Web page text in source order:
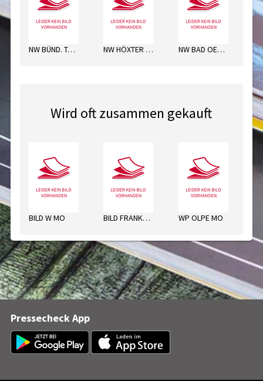
NW BÜND. TAGEBL. MI NW HÖXTER MO NW BAD OEYNHAUS. DO
Wird oft zusammen gekauft
BILD W MO BILD FRANKFURT MO WP OLPE MO
Pressecheck App